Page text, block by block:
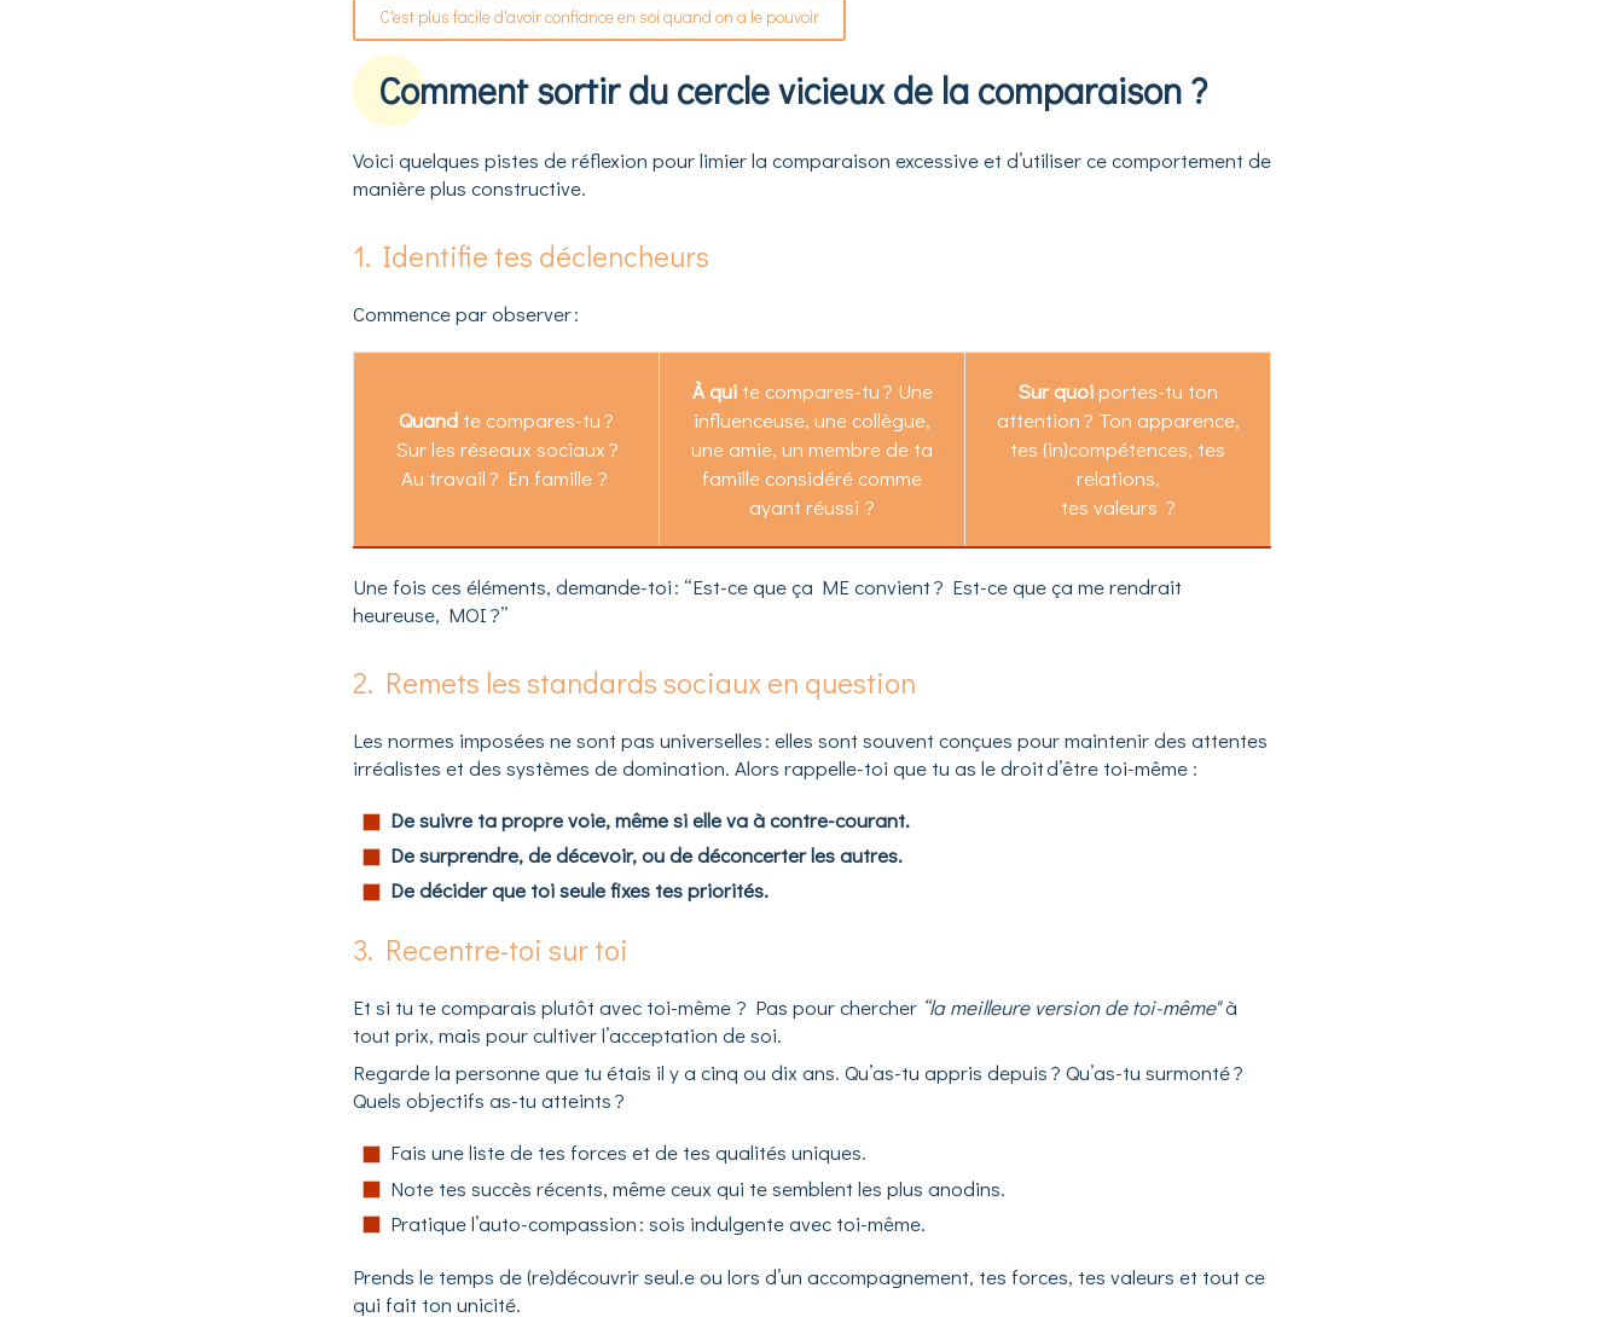
C'est plus facile d'avoir confiance en soi quand on a le pouvoir
Comment sortir du cercle vicieux de la comparaison ?
Voici quelques pistes de réflexion pour limier la comparaison excessive et d’utiliser ce comportement de
manière plus constructive.
1. Identifie tes déclencheurs
Commence par observer :
Quand te compares-tu ?
Sur les réseaux sociaux ?
Au travail ? En famille ?
À quite compares-tu ? Une
influenceuse, une collègue,
une amie, un membre de ta
famille considéré comme
ayant réussi ?
Sur quoiportes-tu ton
attention ? Ton apparence,
tes (in)compétences, tes
relations,
tes valeurs ?
Une fois ces éléments, demande-toi : “Est-ce que ça ME convient ? Est-ce que ça me rendrait
heureuse, MOI ?”
2. Remets les standards sociaux en question
Les normes imposées ne sont pas universelles : elles sont souvent conçues pour maintenir des attentes
irréalistes et des systèmes de domination. Alors rappelle-toi que tu as le droit d’être toi-même :
De suivre ta propre voie, même si elle va à contre-courant.
De surprendre, de décevoir, ou de déconcerter les autres.
De décider que toi seule fixes tes priorités.
3. Recentre-toi sur toi
Et si tu te comparais plutôt avec toi-même ? Pas pour chercher “la meilleure version de toi-même"à
tout prix, mais pour cultiver l’acceptation de soi.
Regarde la personne que tu étais il y a cinq ou dix ans. Qu’as-tu appris depuis ? Qu’as-tu surmonté ?
Quels objectifs as-tu atteints ?
Fais une liste de tes forces et de tes qualités uniques.
Note tes succès récents, même ceux qui te semblent les plus anodins.
Pratique l’auto-compassion : sois indulgente avec toi-même.
Prends le temps de (re)découvrir seul.e ou lors d’un accompagnement, tes forces, tes valeurs et tout ce
qui fait ton unicité.